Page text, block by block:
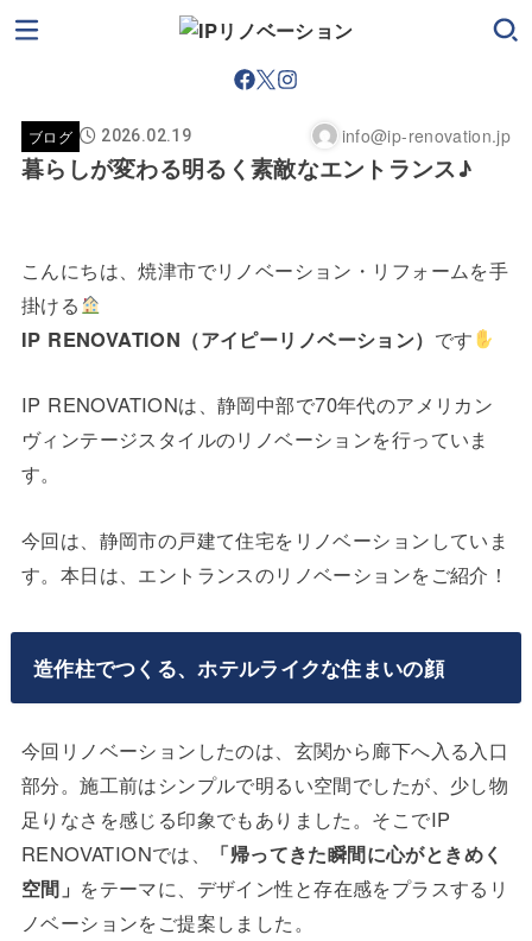
ブログ 2026.02.19 info@ip-renovation.jp
暮らしが変わる明るく素敵なエントランス♪
こんにちは、焼津市でリノベーション・リフォームを手
掛ける
IP RENOVATION（アイピーリノベーション） です
IP RENOVATIONは、静岡中部で70年代のアメリカン
ヴィンテージスタイルのリノベーションを行っていま
す。
今回は、静岡市の戸建て住宅をリノベーションしていま
す。本日は、エントランスのリノベーションをご紹介！
造作柱でつくる、ホテルライクな住まいの顔
今回リノベーションしたのは、玄関から廊下へ入る入口
部分。施工前はシンプルで明るい空間でしたが、少し物
足りなさを感じる印象でもありました。そこでIP
RENOVATIONでは、
「帰ってきた瞬間に心がときめく
空間」 をテーマに、デザイン性と存在感をプラスするリ
ノベーションをご提案しました。